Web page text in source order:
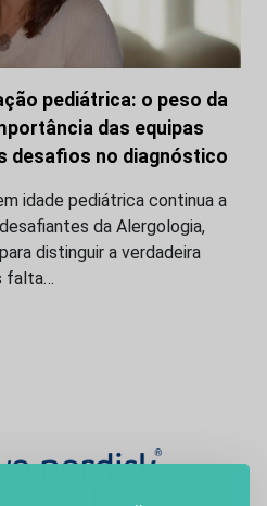
pediátrica: o peso da
das equipas
desafios no diagnóstico
idade pediátrica continua a
da Alergologia,
distinguir a verdadeira
falta…